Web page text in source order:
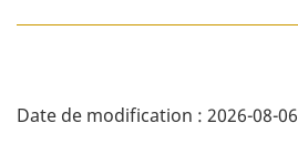
é
Date de modification : 2026-08-06